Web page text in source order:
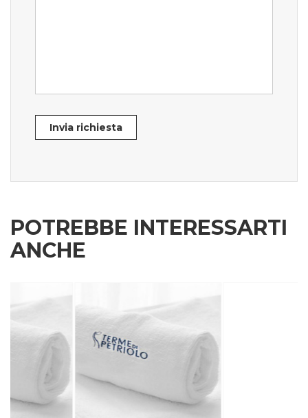
Invia richiesta
POTREBBE INTERESSARTI
ANCHE